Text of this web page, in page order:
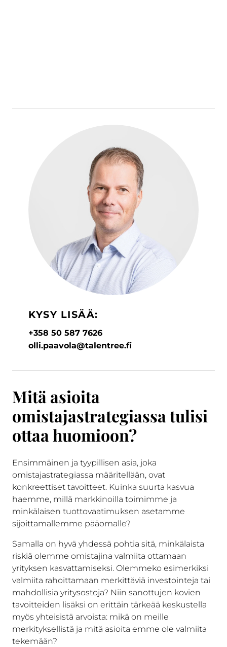
KYSY LISÄÄ:
+358 50 587 7626
olli.paavola@talentree.fi
Mitä asioita
omistajastrategiassa tulisi
ottaa huomioon?
Ensimmäinen ja tyypillisen asia, joka
omistajastrategiassa määritellään, ovat
konkreettiset tavoitteet. Kuinka suurta kasvua
haemme, millä markkinoilla toimimme ja
minkälaisen tuottovaatimuksen asetamme
sijoittamallemme pääomalle?
Samalla on hyvä yhdessä pohtia sitä, minkälaista
riskiä olemme omistajina valmiita ottamaan
yrityksen kasvattamiseksi. Olemmeko esimerkiksi
valmiita rahoittamaan merkittäviä investointeja tai
mahdollisia yritysostoja? Niin sanottujen kovien
tavoitteiden lisäksi on erittäin tärkeää keskustella
myös yhteisistä arvoista: mikä on meille
merkityksellistä ja mitä asioita emme ole valmiita
tekemään?